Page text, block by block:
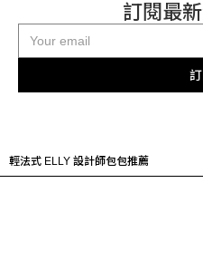
訂閱最
品牌小雜誌
閱讀新文章
輕法式 ELLY 設計師包包推薦